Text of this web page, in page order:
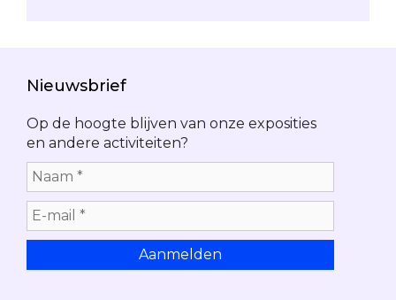
Nieuwsbrief
Op de hoogte blijven van onze exposities
en andere activiteiten?